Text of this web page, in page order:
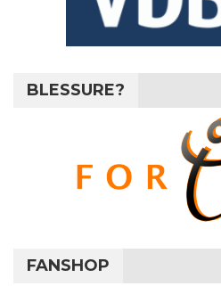
BLESSURE?
FANSHOP